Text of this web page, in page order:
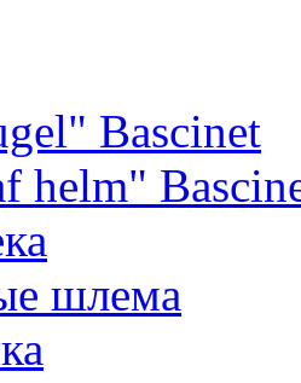
Bascinet
helm"
шлема